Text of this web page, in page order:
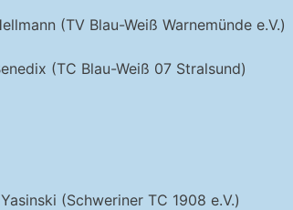
(TV Blau-Weiß Warnemünde e.V.)
(TC Blau-Weiß 07 Stralsund)
(Schweriner TC 1908 e.V.)